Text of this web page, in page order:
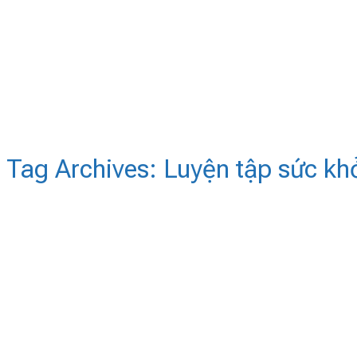
Tag Archives: Luyện tập sức